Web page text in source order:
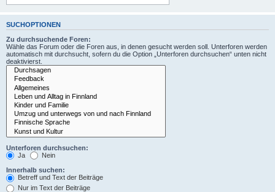
SUCHOPTIONEN
Zu durchsuchende Foren:
Wähle das Forum oder die Foren aus, in denen gesucht werden soll. Unterforen werden
automatisch mit durchsucht, sofern du die Option „Unterforen durchsuchen“ unten nicht
deaktivierst.
Unterforen durchsuchen:
Ja
Nein
Innerhalb suchen:
Betreff und Text der Beiträge
Nur im Text der Beiträge